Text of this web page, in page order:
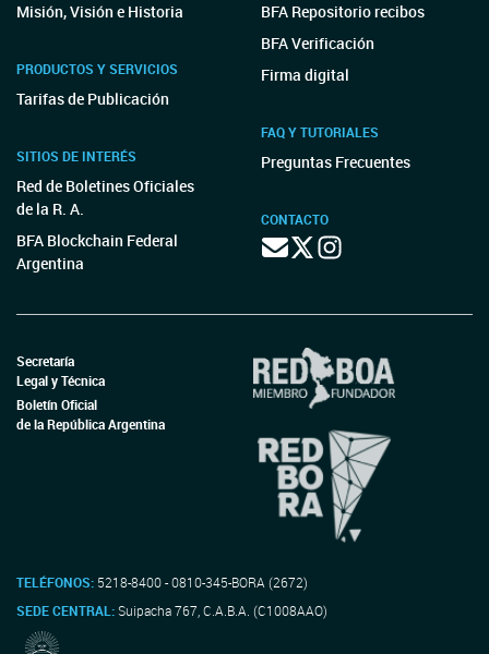
Misión, Visión e Historia
PRODUCTOS Y SERVICIOS
Tarifas de Publicación
SITIOS DE INTERÉS
Red de Boletines Oficiales
de la R. A.
BFA Blockchain Federal
Argentina
BFA Repositorio recibos
BFA Verificación
Firma digital
FAQ Y TUTORIALES
Preguntas Frecuentes
CONTACTO
Secretaría
Legal y Técnica
Boletín Oficial
de la República Argentina
TELÉFONOS: 5218-8400 - 0810-345-BORA (2672)
SEDE CENTRAL:Suipacha 767, C.A.B.A. (C1008AAO)